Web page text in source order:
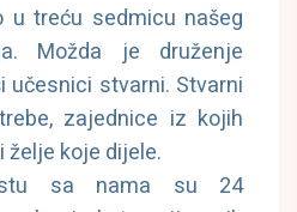
u treću sedmicu našeg
Možda je druženje
učesnici stvarni. Stvarni
zajednice iz kojih
želje koje dijele.
sa nama su 24